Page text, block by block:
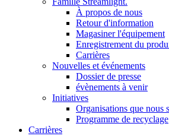
À propos de nous
Retour d'information
Magasiner l'équipement
Enregistrement du
Carrières
Nouvelles et événements
Dossier de presse
évènements à venir
Initiatives
Organisations que nous
Programme de recyclage
Carrières